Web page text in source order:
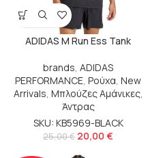
ADIDAS M Run Ess Tank
brands ADIDAS
PERFORMANCE Ρούχα New
Arrivals Μπλούζες Αμάνικες,
Άντρας
SKU: KB5969-BLACK
25,00€ 20,00 €